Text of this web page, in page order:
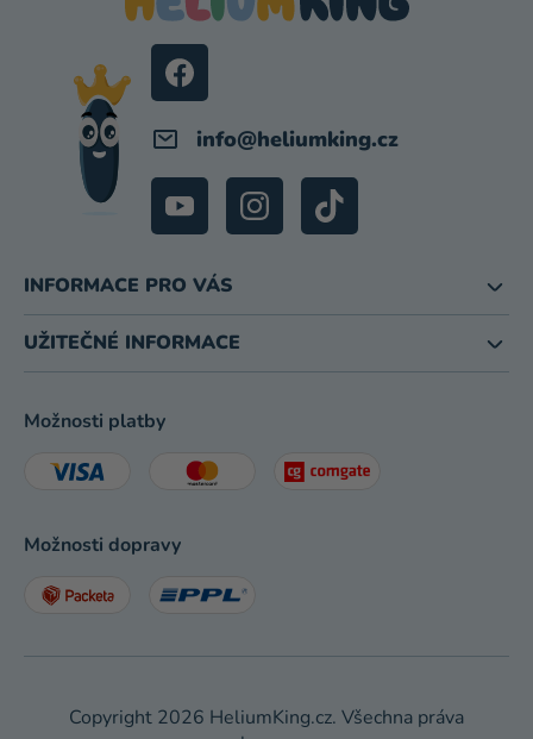
info@heliumking.cz
INFORMACE PRO VÁS
UŽITEČNÉ INFORMACE
Možnosti platby
Možnosti dopravy
Copyright 2026 HeliumKing.cz. Všechna práva